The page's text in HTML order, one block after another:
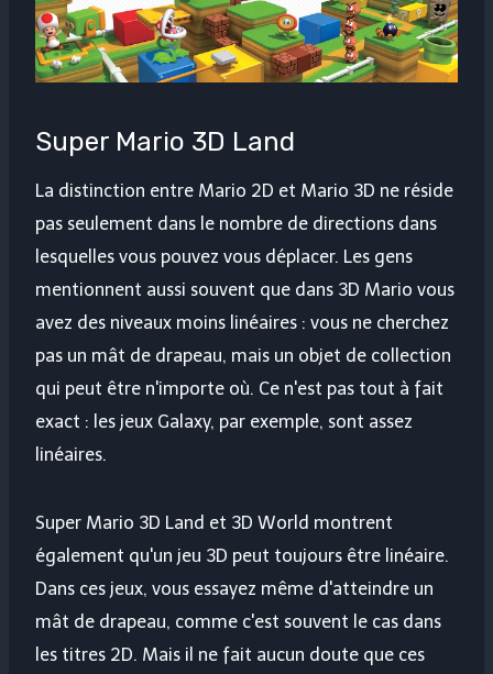
Super Mario 3D Land
La distinction entre Mario 2D et Mario 3D ne réside
pas seulement dans le nombre de directions dans
lesquelles vous pouvez vous déplacer. Les gens
mentionnent aussi souvent que dans 3D Mario vous
avez des niveaux moins linéaires : vous ne cherchez
pas un mât de drapeau, mais un objet de collection
qui peut être n'importe où. Ce n'est pas tout à fait
exact : les jeux Galaxy, par exemple, sont assez
linéaires.
Super Mario 3D Land et 3D World montrent
également qu'un jeu 3D peut toujours être linéaire.
Dans ces jeux, vous essayez même d'atteindre un
mât de drapeau, comme c'est souvent le cas dans
les titres 2D. Mais il ne fait aucun doute que ces